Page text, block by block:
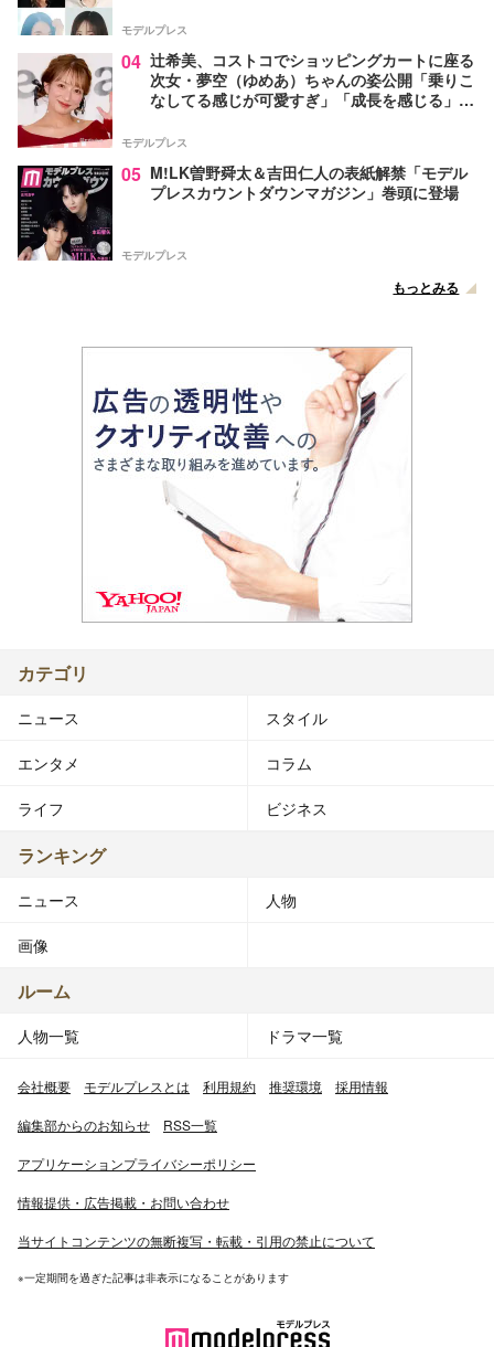
モデルプレス
04 辻希美、コストコでショッピングカートに座る
次女・夢空（ゆめあ）ちゃんの姿公開「乗りこ
なしてる感じが可愛すぎ」「成長を感じる」の
モデルプレス
05 M!LK曽野舜太＆吉田仁人の表紙解禁「モデル
プレスカウントダウンマガジン」巻頭に登場
モデルプレス
もっとみる
カテゴリ
ニュース スタイル
エンタメ コラム
ライフ ビジネス
ランキング
ニュース 人物
画像
ルーム
人物一覧 ドラマ一覧
会社概要 モデルプレスとは 利用規約 推奨環境 採用情報
編集部からのお知らせ RSS一覧
アプリケーションプライバシーポリシー
情報提供・広告掲載・お問い合わせ
当サイトコンテンツの無断複写・転載・引用の禁止について
※一定期間を過ぎた記事は非表示になることがあります